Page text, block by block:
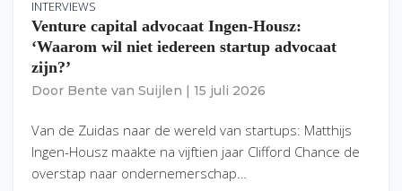
INTERVIEWS
Venture capital advocaat Ingen-Housz:
‘Waarom wil niet iedereen startup advocaat
zijn?’
Door Bente van Suijlen 15 juli 2026
Van de Zuidas naar de wereld van startups: Matthijs
Ingen-Housz maakte na vijftien jaar Clifford Chance de
overstap naar ondernemerschap…